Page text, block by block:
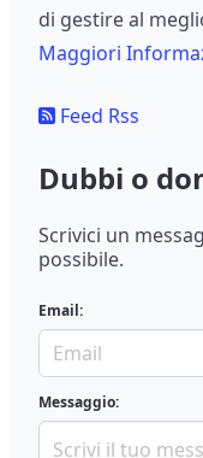
di gestire al
Maggiori
Feed Rss
Dubbi o
Scrivici un
possibile.
Email:
Messaggio: